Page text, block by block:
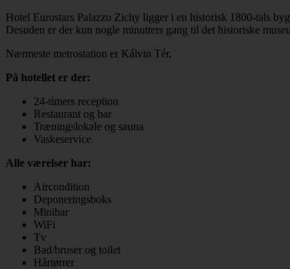
Hotel Eurostars Palazzo Zichy ligger i en historisk 1800-tals
Desuden er der kun nogle minutters gang til det historiske
Nærmeste metrostation er Kálvin Tér.
På hotellet er der:
24-timers reception
Restaurant og bar
Træningslokale og sauna
Vaskeservice
Alle værelser har:
Aircondition
Deponeringsboks
Minibar
WiFi
Tv
Bad/bruser og toilet
Hårtørrer